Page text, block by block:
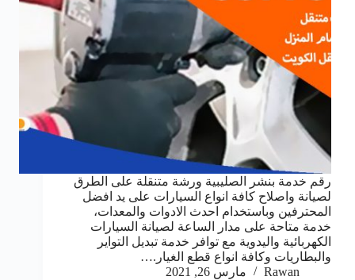
رقم خدمة بنشر الصليبية ورشة متنقلة على الطرق
لصيانة واصلاح كافة انواع السيارات على يد افضل
المحترفين وباستخدام احدث الادوات والمعدات،
خدمة متاحة على مدار الساعة لصيانة السيارات
الكهربائية واليدوية مع توافر خدمة تبديل التواير
والبطاريات وكافة انواع قطع الغيار.…
Rawan
مارس 26, 2021